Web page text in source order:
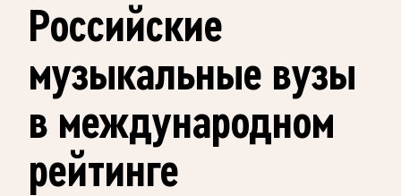
Российские
музыкальные вузы
в международном
рейтинге